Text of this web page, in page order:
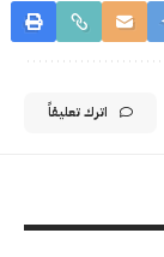
اترك تعليقاً